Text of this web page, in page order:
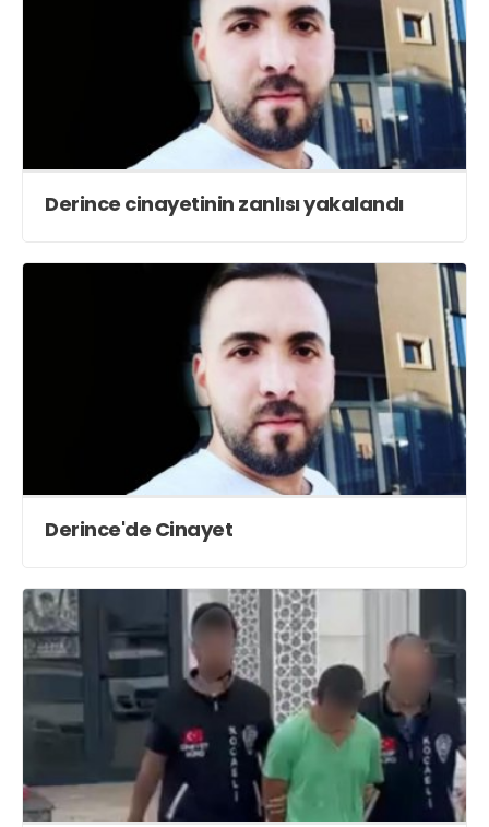
Derince cinayetinin zanlısı yakalandı
Derince'de Cinayet